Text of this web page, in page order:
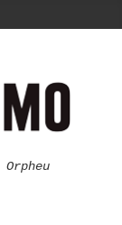
Orpheu